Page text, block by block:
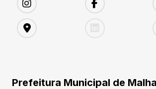
Prefeitura Municipal de